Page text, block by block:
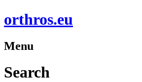
orthros.eu
Menu
Search